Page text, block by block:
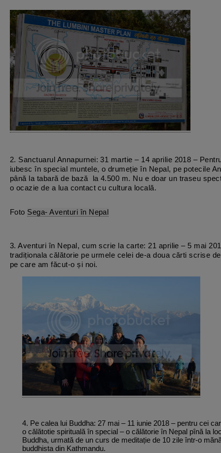
2. Sanctuarul Annapurnei: 31 martie – 14 aprilie 2018 –
iubesc în special muntele, o drumeție în Nepal, pe potecile
până la tabară de bază la 4.500 m. Nu e doar un traseu
o ocazie de a lua contact cu cultura locală.
Foto Sega- Aventuri în Nepal
3. Aventuri în Nepal, cum scrie la carte: 21 aprilie – 5 mai
tradiționala călătorie pe urmele celei de-a doua cărti scrise
pe care am făcut-o și noi.
4. Pe calea lui Buddha: 27 mai – 11 iunie 2018 – pentru cei
o călătotie spirituală în special – o călătorie în Nepal pînă la
Buddha, urmată de un curs de meditație de 10 zile într-o
buddhista din Kathmandu.